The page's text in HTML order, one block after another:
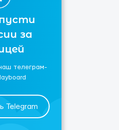
за
телеграм-
Telegram